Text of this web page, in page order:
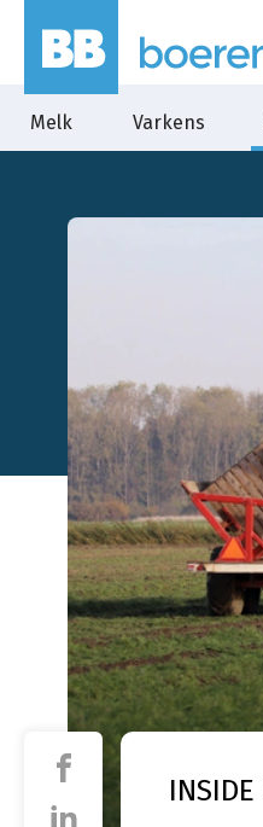
Melk Varkens
INSIDE